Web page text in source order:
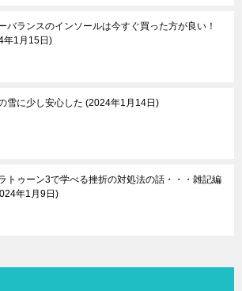
バランスのインソールは今すぐ買った方が良い！
年1月15日
雪に少し安心した 2024年1月14日
トゥーン3で学べる挫折の対処法の話・・・雑記編
年1月9日